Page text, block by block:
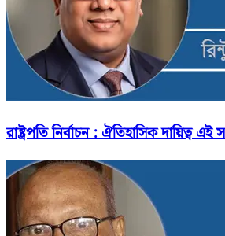
রাষ্ট্রপতি নির্বাচন : ঐতিহাসিক দায়িত্ব এই